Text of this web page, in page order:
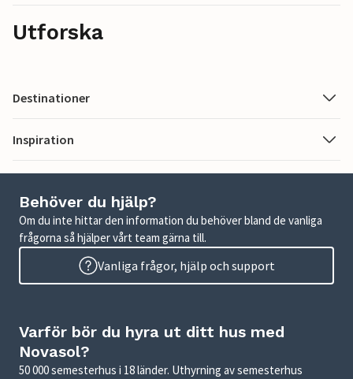
Utforska
Destinationer
Inspiration
Behöver du hjälp?
Om du inte hittar den information du behöver bland de vanliga
frågorna så hjälper vårt team gärna till.
Vanliga frågor, hjälp och support
Varför bör du hyra ut ditt hus med
Novasol?
50 000 semesterhus i 18 länder. Uthyrning av semesterhus